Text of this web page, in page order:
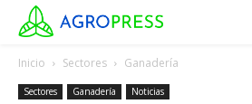
Inicio Sectores Ganadería
Sectores Ganadería Noticias